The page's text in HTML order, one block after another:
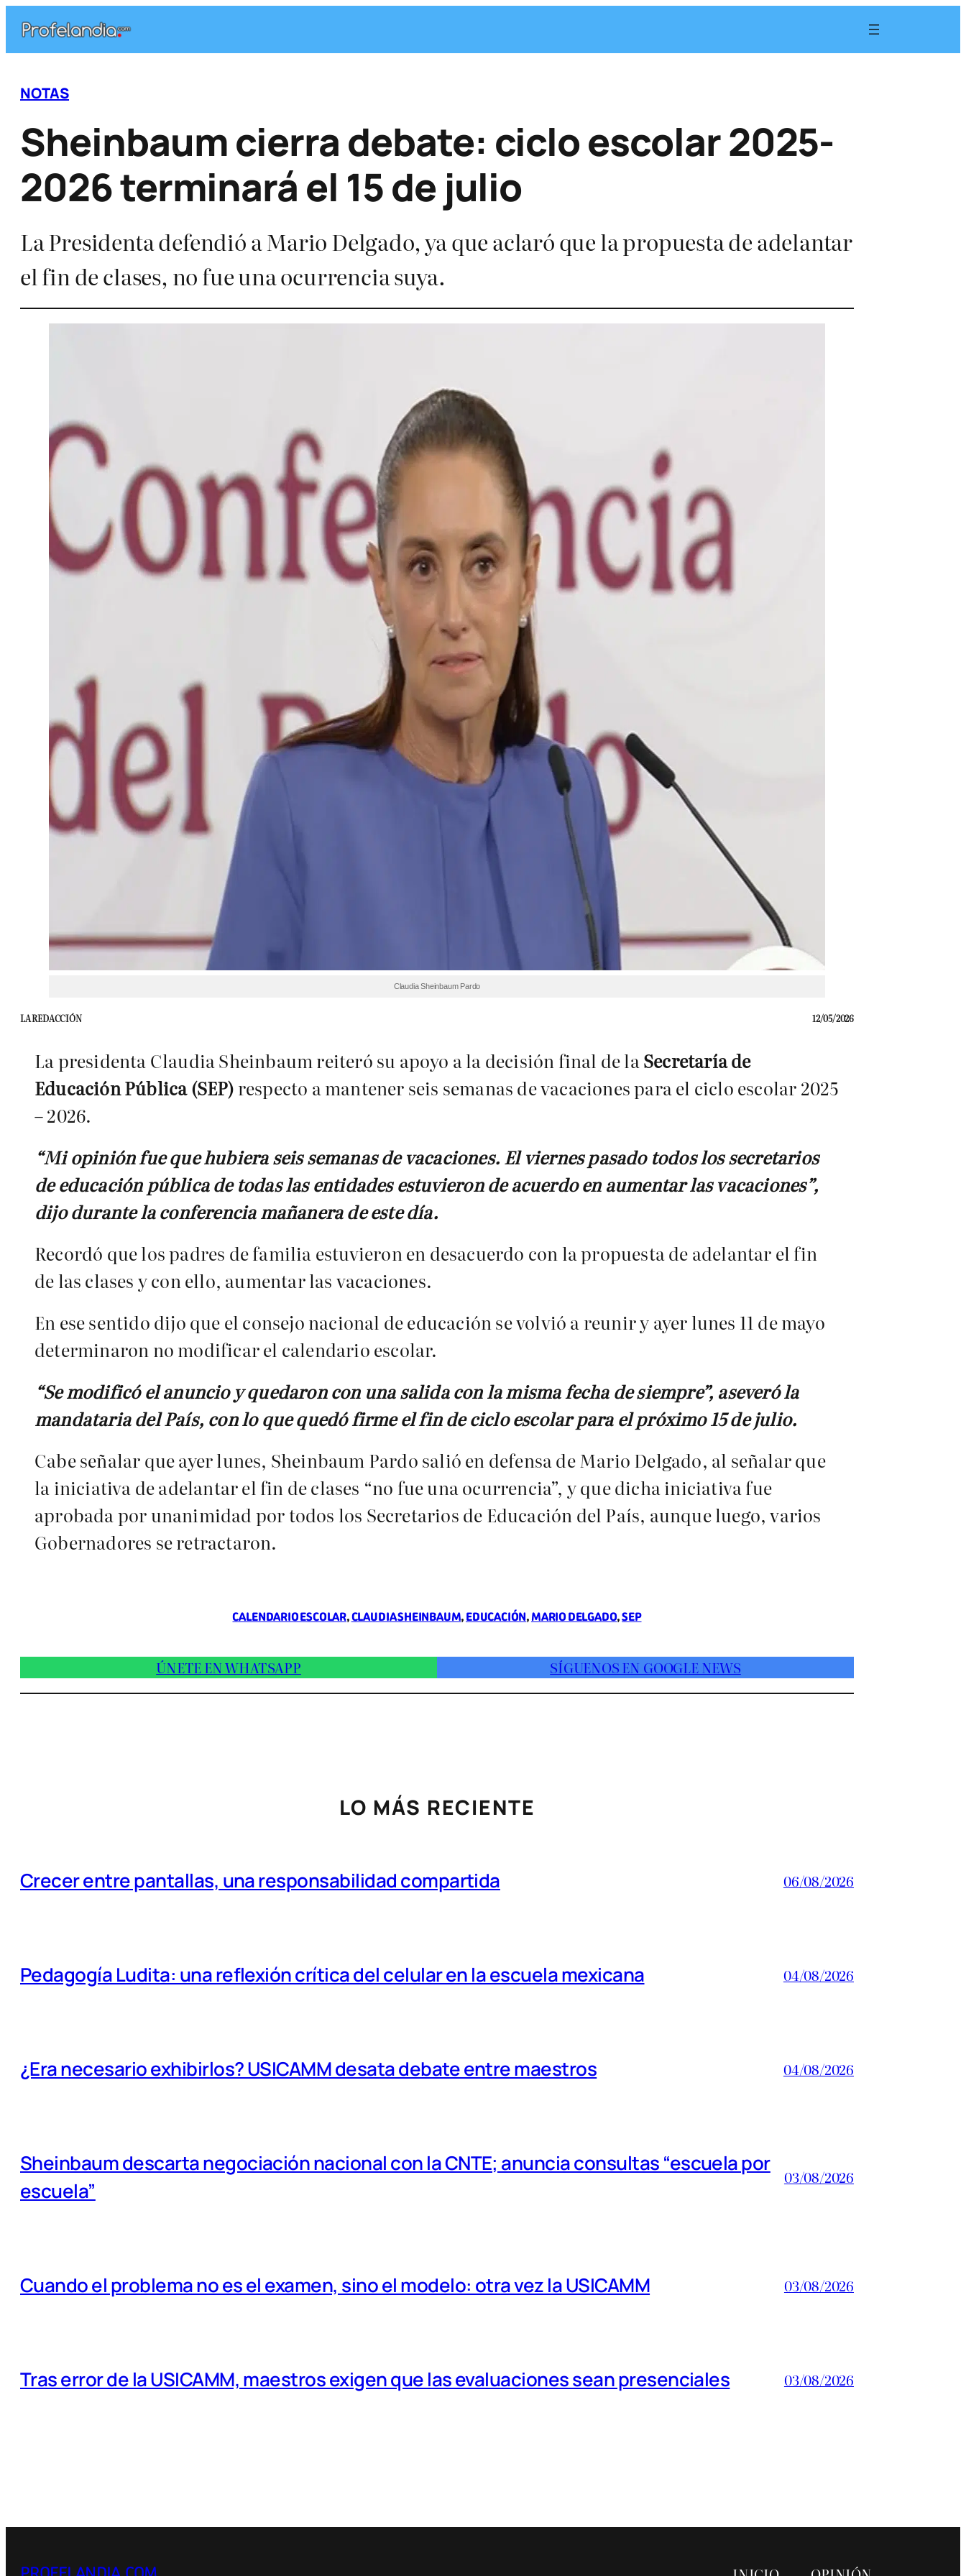
contenido
NOTAS
Sheinbaum cierra debate: ciclo escolar 2025-
2026 terminará el 15 de julio
La Presidenta defendió a Mario Delgado, ya que aclaró que la propuesta de adelantar
el fin de clases, no fue una ocurrencia suya.
Claudia Sheinbaum Pardo
LA REDACCIÓN 12/05/2026
La presidenta Claudia Sheinbaum reiteró su apoyo a la decisión final de laSecretaría de
Educación Pública (SEP) respecto a mantener seis semanas de vacaciones para el ciclo escolar 2025
– 2026.
“Mi opinión fue que hubiera seis semanas de vacaciones. El viernes pasado todos los secretarios
de educación pública de todas las entidades estuvieron de acuerdo en aumentar las vacaciones”,
dijo durante la conferencia mañanera de este día.
Recordó que los padres de familia estuvieron en desacuerdo con la propuesta de adelantar el fin
de las clases y con ello, aumentar las vacaciones.
En ese sentido dijo que el consejo nacional de educación se volvió a reunir y ayer lunes 11 de mayo
determinaron no modificar el calendario escolar.
“Se modificó el anuncio y quedaron con una salida con la misma fecha de siempre”, aseveró la
mandataria del País, con lo que quedó firme el fin de ciclo escolar para el próximo 15 de julio.
Cabe señalar que ayer lunes, Sheinbaum Pardo salió en defensa de Mario Delgado, al señalar que
la iniciativa de adelantar el fin de clases “no fue una ocurrencia”, y que dicha iniciativa fue
aprobada por unanimidad por todos los Secretarios de Educación del País, aunque luego, varios
Gobernadores se retractaron.
CALENDARIO ESCOLAR, CLAUDIA SHEINBAUM, EDUCACIÓN, MARIO DELGADO, SEP
ÚNETE EN WHATSAPP SÍGUENOS EN GOOGLE NEWS
LO MÁS RECIENTE
Crecer entre pantallas, una responsabilidad compartida 06/08/2026
Pedagogía Ludita: una reflexión crítica del celular en la escuela mexicana 04/08/2026
¿Era necesario exhibirlos? USICAMM desata debate entre maestros 04/08/2026
Sheinbaum descarta negociación nacional con la CNTE; anuncia consultas “escuela por
escuela”
03/08/2026
Cuando el problema no es el examen, sino el modelo: otra vez la USICAMM 03/08/2026
Tras error de la USICAMM, maestros exigen que las evaluaciones sean presenciales 03/08/2026